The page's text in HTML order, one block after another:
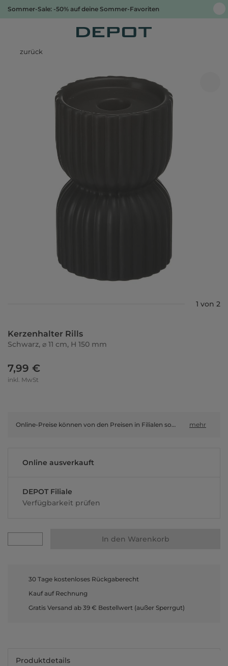
Sommer-Sale: -50% auf deine Sommer-Favoriten
zurück
1 von 2
Kerzenhalter Rills
Schwarz, ⌀ 11 cm, H 150 mm
7,99 €
inkl. MwSt
Online-Preise können von den Preisen in Filialen sowie Shop-in-Shop-Flächen abweichen. mehr
Online ausverkauft
DEPOT Filiale
Verfügbarkeit prüfen
In den Warenkorb
30 Tage kostenloses Rückgaberecht
Kauf auf Rechnung
Gratis Versand ab 39 € Bestellwert (außer Sperrgut)
Produktdetails